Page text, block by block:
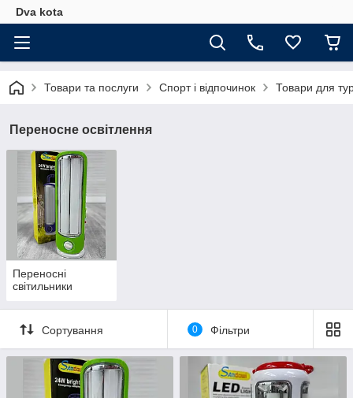
Dva kota
Товари та послуги Спорт і відпочинок Товари для
Переносне освітлення
Переносні
світильники
Сортування 0 Фільтри